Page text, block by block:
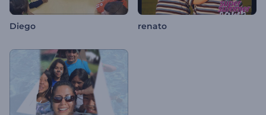
Diego renato